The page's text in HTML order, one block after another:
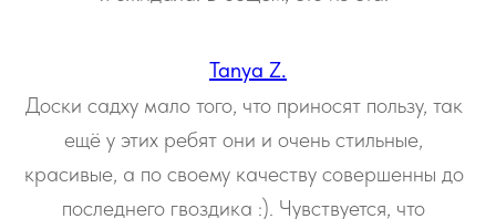
Tanya Z.
Доски садху мало того, что приносят пользу, так
ещё у этих ребят они и очень стильные,
красивые, а по своему качеству совершенны до
последнего гвоздика :). Чувствуется, что